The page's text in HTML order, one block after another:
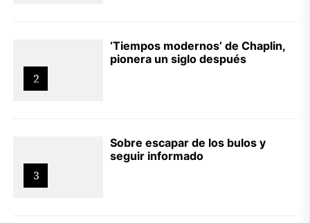
2
‘Tiempos modernos’ de Chaplin,
pionera un siglo después
3
Sobre escapar de los bulos y
seguir informado